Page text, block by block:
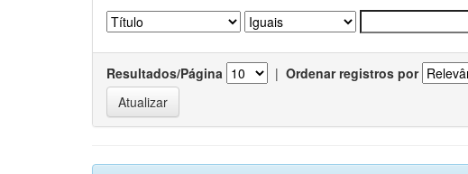
Resultados/Página | Ordenar registros por